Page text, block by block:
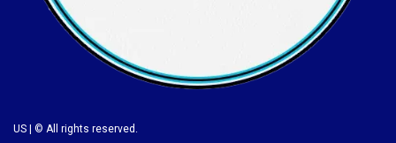
US | © All rights reserved.